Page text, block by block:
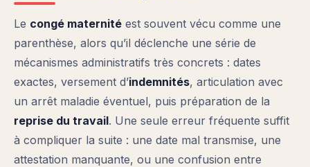
Le congé maternité est souvent vécu comme une
parenthèse, alors qu’il déclenche une série de
mécanismes administratifs très concrets : dates
exactes, versement d’indemnités, articulation avec
un arrêt maladie éventuel, puis préparation de la
reprise du travail. Une seule erreur fréquente suffit
à compliquer la suite : une date mal transmise, une
attestation manquante, ou une confusion entre